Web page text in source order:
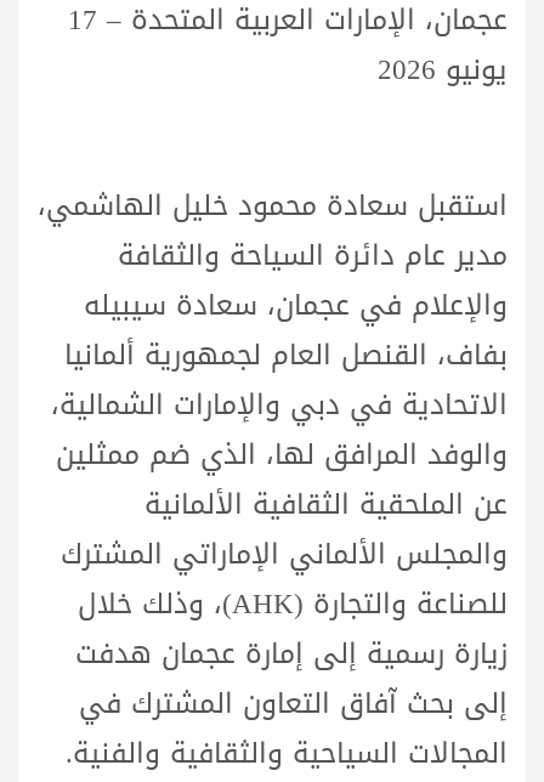
عجمان، الإمارات العربية المتحدة – 17
يونيو 2026
استقبل سعادة محمود خليل الهاشمي،
مدير عام دائرة السياحة والثقافة
والإعلام في عجمان، سعادة سيبيله
بفاف، القنصل العام لجمهورية ألمانيا
الاتحادية في دبي والإمارات الشمالية،
والوفد المرافق لها، الذي ضم ممثلين
عن الملحقية الثقافية الألمانية
والمجلس الألماني الإماراتي المشترك
للصناعة والتجارة (AHK)، وذلك خلال
زيارة رسمية إلى إمارة عجمان هدفت
إلى بحث آفاق التعاون المشترك في
المجالات السياحية والثقافية والفنية.